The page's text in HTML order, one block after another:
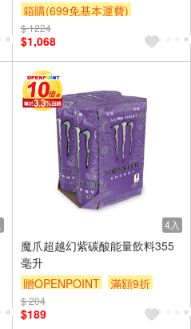
箱購(699免基本運費)
贈OPENPOINT
贈$200
$ 1224
$1,068
4入
魔爪超越幻紫碳酸能量飲料355
毫升
贈OPENPOINT
滿額9折
贈$200
$ 204
$189